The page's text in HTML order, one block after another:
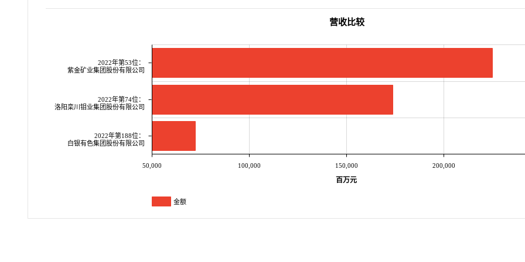
2022年第53位：
紫金矿业集团股份有限公司
2022年第74位：
洛阳栾川钼业集团股份有限公司
2022年第188位：
白银有色集团股份有限公司
50,000 100,000 150,000 200,000
百万元
营收比较
金额